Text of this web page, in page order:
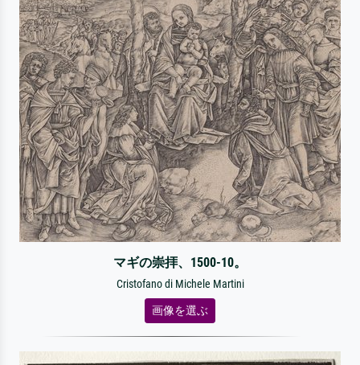
マギの崇拝、1500-10。
Cristofano di Michele Martini
画像を選ぶ